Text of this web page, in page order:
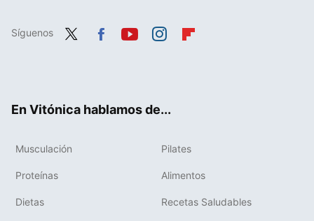
Síguenos
En Vitónica hablamos de...
Musculación Pilates
Proteínas Alimentos
Dietas Recetas Saludables